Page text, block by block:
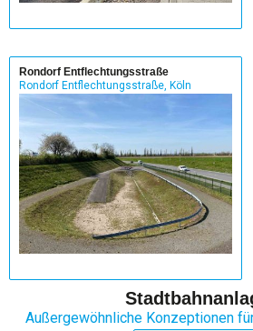
Rondorf Entflechtungsstraße
Rondorf Entflechtungsstraße, Köln
Außergewöhnliche Konzeptionen